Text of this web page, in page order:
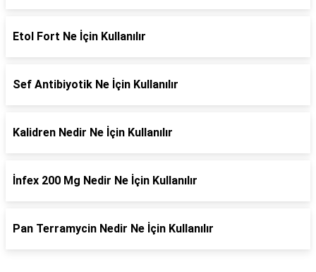
Etol Fort Ne İçin Kullanılır
Sef Antibiyotik Ne İçin Kullanılır
Kalidren Nedir Ne İçin Kullanılır
İnfex 200 Mg Nedir Ne İçin Kullanılır
Pan Terramycin Nedir Ne İçin Kullanılır